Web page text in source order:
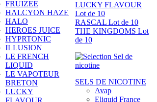
FRUIZEE
HALCYON HAZE
HALO
HEROES JUICE
HYPRTONIC
ILLUSION
LE FRENCH
LIQUID
LE VAPOTEUR
BRETON
LUCKY
FLAVOUR
LUCKY FLAVOUR
Lot de 10
RASCAL Lot de 10
THE KINGDOMS Lot
de 10
SELS DE NICOTINE
Avap
Eliquid France